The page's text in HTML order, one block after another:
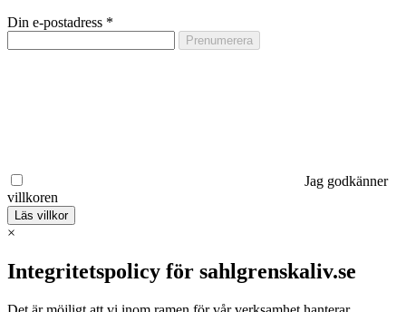
Din e-postadress *
Jag godkänner
villkoren
Läs villkor
×
Integritetspolicy för sahlgrenskaliv.se